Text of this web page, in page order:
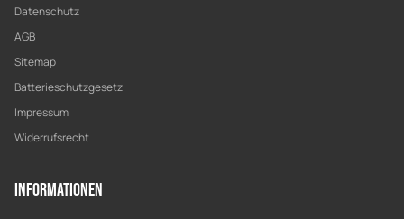
Datenschutz
AGB
Sitemap
Batterieschutzgesetz
Impressum
Widerrufsrecht
Informationen